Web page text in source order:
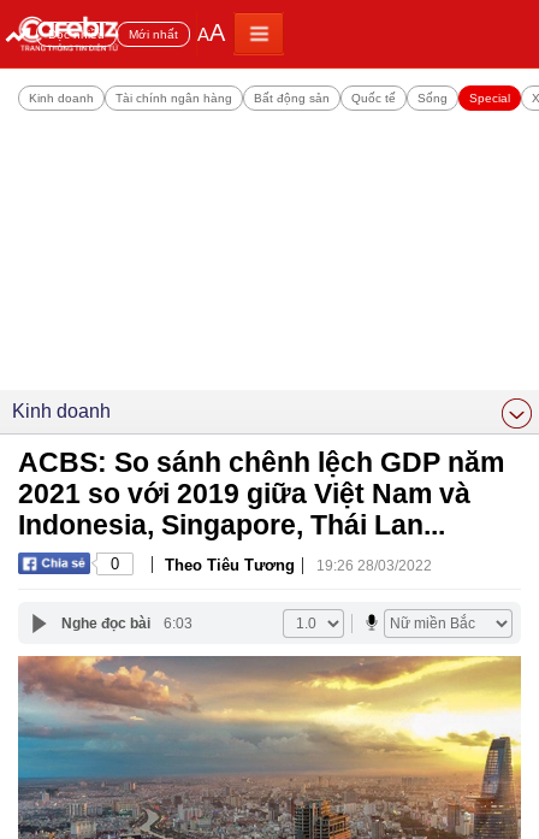
Đọc nhiều Mới nhất AA
Kinh doanh Tài chính ngân hàng Bất động sản Quốc tế Sống Special
Kinh doanh
ACBS: So sánh chênh lệch GDP năm
2021 so với 2019 giữa Việt Nam và
Indonesia, Singapore, Thái Lan...
0 | Theo Tiêu Tương | 19:26 28/03/2022
Nghe đọc bài 6:03